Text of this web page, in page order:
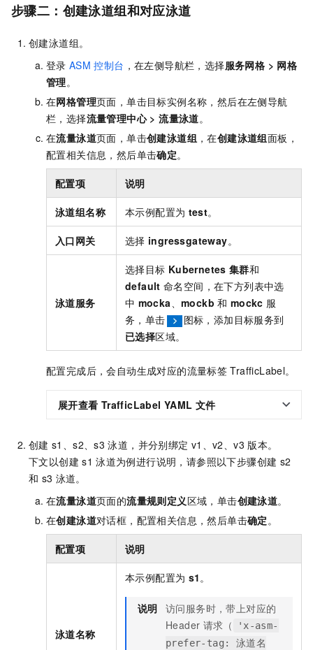
步骤二：创建泳道组和对应泳道
创建泳道组。
登录 ASM 控制台 ，在左侧导航栏，选择服务网格 > 网格
管理。
在网格管理页面，单击目标实例名称，然后在左侧导航
栏，选择流量管理中心>流量泳道。
在流量泳道页面，单击创建泳道组 ，在创建泳道组面板，
配置相关信息，然后单击确定。
配置项 说明
泳道组名称 本示例配置为 test。
入口网关 选择 ingressgateway。
泳道服务
选择目标 Kubernetes 集群和
default 命名空间，在下方列表中选
中 mocka、 mockb 和 mockc 服
务，单击
图标，添加目标服务到
已选择区域。
配置完成后，会自动生成对应的流量标签 TrafficLabel。
展开查看 TrafficLabel YAML 文件
创建 s1、s2、s3 泳道，并分别绑定 v1、v2、v3 版本。
下文以创建 s1 泳道为例进行说明，请参照以下步骤创建 s2
和 s3 泳道。
在流量泳道页面的流量规则定义区域，单击创建泳道。
在创建泳道对话框，配置相关信息，然后单击确定。
配置项 说明
泳道名称
本示例配置为 s1。
说明 访问服务时，带上对应的
Header 请求（
'x-asm-
prefer-tag: 泳道名